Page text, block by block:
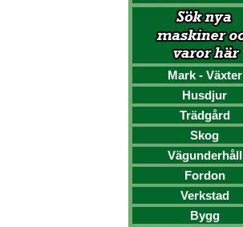
Mark - Växter
Husdjur
Trädgård
Skog
Vägunderhåll
Fordon
Verkstad
Bygg